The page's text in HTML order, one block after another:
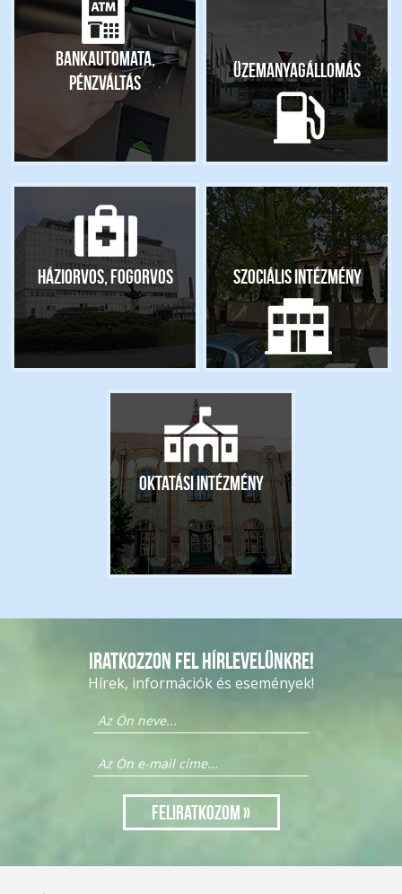
Bankautomata,
pénzváltás
Üzemanyagállomás
Háziorvos, fogorvos Szociális intézmény
Oktatási intézmény
Iratkozzon fel hírlevelünkre!
Hírek, információk és események!